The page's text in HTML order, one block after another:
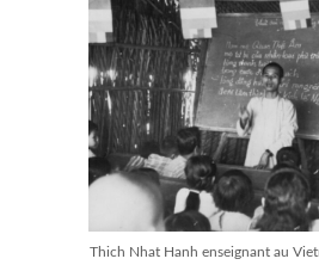
Thich Nhat Hanh enseignant au